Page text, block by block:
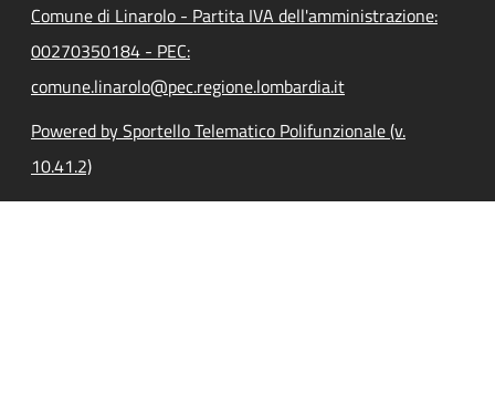
Comune di Linarolo - Partita IVA dell'amministrazione:
00270350184 - PEC:
comune.linarolo@pec.regione.lombardia.it
Powered by Sportello Telematico Polifunzionale (v.
10.41.2)